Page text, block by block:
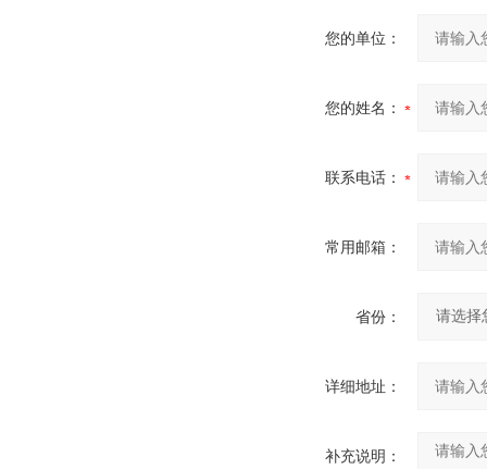
您的单位：
您的姓名：
联系电话：
常用邮箱：
省份：
详细地址：
补充说明：